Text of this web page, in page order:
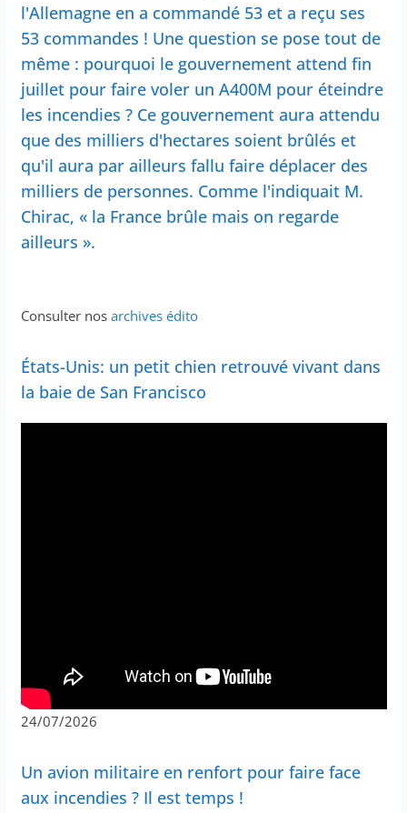
l'Allemagne en a commandé 53 et a reçu ses
53 commandes ! Une question se pose tout de
même : pourquoi le gouvernement attend fin
juillet pour faire voler un A400M pour éteindre
les incendies ? Ce gouvernement aura attendu
que des milliers d'hectares soient brûlés et
qu'il aura par ailleurs fallu faire déplacer des
milliers de personnes. Comme l'indiquait M.
Chirac, « la France brûle mais on regarde
ailleurs ».
Consulter nos archives édito
États-Unis: un petit chien retrouvé vivant dans
la baie de San Francisco
24/07/2026
Un avion militaire en renfort pour faire face
aux incendies ? Il est temps !